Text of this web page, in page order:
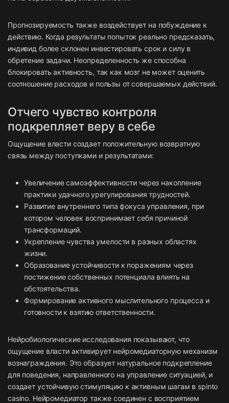
Прогнозируемость также воздействует на побуждение к
действию. Когда результаты попыток реально предсказать,
индивид более склонен инвестировать срок и силу в
обретение задачи. Неопределенность же способна
блокировать активность, так как мозг не может оценить
соотношение расходов и пользы от совершаемых действий.
Отчего чувство контроля
подкрепляет веру в себе
Ощущение власти создает положительную возвратную
связь между поступками и результатами:
Увеличение самоэффективности через накопление
практики удачного урегулирования трудностей.
Развитие внутреннего типа фокуса управления, при
котором человек воспринимает себя причиной
трансформаций.
Укрепление чувства умелости в разных областях
жизни.
Образование устойчивости к поражениям через
постижение собственных потенциала влиять на
обстоятельства.
Формирование активного мыслительного процесса и
готовности к взятию ответственности.
Нейробиологические исследования показывают, что
ощущение власти активирует нейромедиаторную механизм
вознаграждения. Это образует натуральное подкрепление
для поведения, направленного на управление ситуацией, и
создает устойчивую стимуляцию к активным шагам в spinto
casino. Нейромедиатор также соединен с восприятием